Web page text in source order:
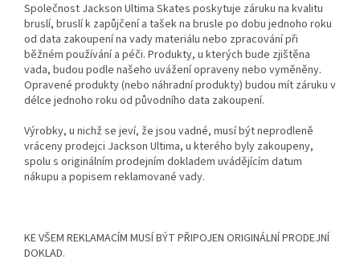
Společnost Jackson Ultima Skates poskytuje záruku na kvalitu
bruslí, bruslí k zapůjčení a tašek na brusle po dobu jednoho roku
od data zakoupení na vady materiálu nebo zpracování při
běžném používání a péči. Produkty, u kterých bude zjištěna
vada, budou podle našeho uvážení opraveny nebo vyměněny.
Opravené produkty (nebo náhradní produkty) budou mít záruku v
délce jednoho roku od původního data zakoupení.
Výrobky, u nichž se jeví, že jsou vadné, musí být neprodleně
vráceny prodejci Jackson Ultima, u kterého byly zakoupeny,
spolu s originálním prodejním dokladem uvádějícím datum
nákupu a popisem reklamované vady.
KE VŠEM REKLAMACÍM MUSÍ BÝT PŘIPOJEN ORIGINÁLNÍ PRODEJNÍ
DOKLAD.